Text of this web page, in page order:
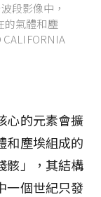
段影像中，
的氣體和塵
心的元素會擴
和塵埃組成的
骸」，其結構
一個世紀只發